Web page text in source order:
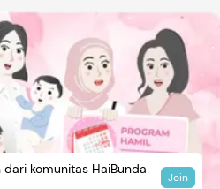
komunitas HaiBunda
Join